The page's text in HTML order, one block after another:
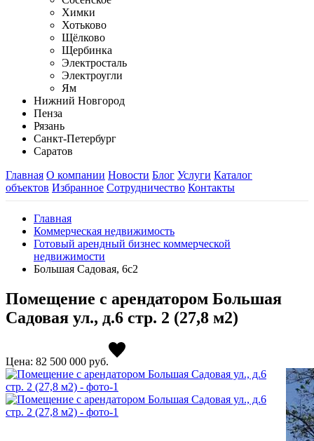
Химки
Хотьково
Щёлково
Щербинка
Электросталь
Электроугли
Ям
Нижний Новгород
Пенза
Рязань
Санкт-Петербург
Саратов
Главная О компании Новости Блог Услуги Каталог
объектов Избранное Сотрудничество Контакты
Главная
Коммерческая недвижимость
Готовый арендный бизнес коммерческой
недвижимости
Большая Садовая, 6с2
Помещение с арендатором Большая
Садовая ул., д.6 стр. 2 (27,8 м2)
Цена: 82 500 000 руб.